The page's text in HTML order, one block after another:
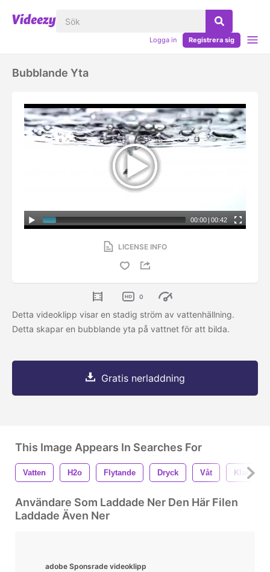
Logga in Registrera sig
Bubblande Yta
00:00 | 00:42
LICENSE INFO
0
Detta videoklipp visar en stadig ström av vattenhällning.
Detta skapar en bubblande yta på vattnet för att bilda.
Gratis nerladdning
This Image Appears In Searches For
Vatten H2o Flytande Dryck Våt Klar
Användare Som Laddade Ner Den Här Filen
Laddade Även Ner
adobe Sponsrade videoklipp